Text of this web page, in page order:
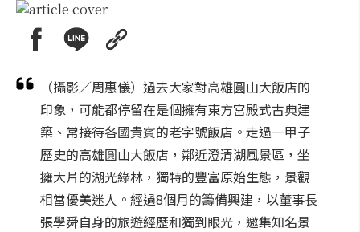
（攝影／周惠儀）過去大家對高雄圓山大飯店的
印象，可能都停留在是個擁有東方宮殿式古典建
築、常接待各國貴賓的老字號飯店。走過一甲子
歷史的高雄圓山大飯店，鄰近澄清湖風景區，坐
擁大片的湖光綠林，獨特的豐富原始生態，景觀
相當優美迷人。經過8個月的籌備興建，以董事長
張學舜自身的旅遊經歷和獨到眼光，邀集知名景